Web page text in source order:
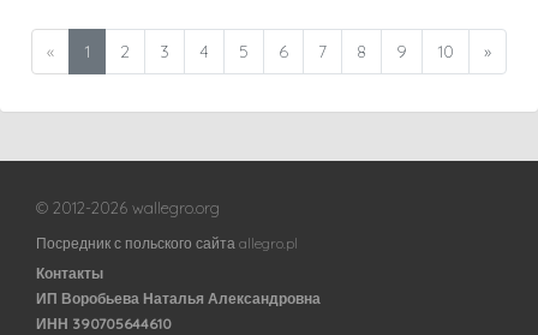
« 1 2 3 4 5 6 7 8 9 10 »
© 2012-2026 wallegro.org
Посредник с польского сайта allegro.pl
Контакты
ИП Воробьева Наталья Александровна
ИНН 390705644610